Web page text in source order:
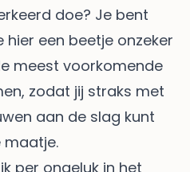
doe? Je bent
hier een beetje onzeker
meest voorkomende
zodat jij straks met
aan de slag kunt
maatje.
per ongeluk in het